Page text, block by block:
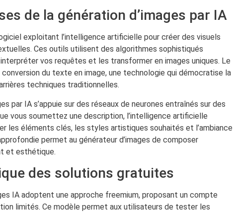
de la génération d’images par IA
exploitant l’intelligence artificielle pour créer des visuels
Ces outils utilisent des algorithmes sophistiqués
vos requêtes et les transformer en images uniques. Le
du texte en image, une technologie qui démocratise la
techniques traditionnelles.
par IA s’appuie sur des réseaux de neurones entraînés sur des
vous soumettez une description, l’intelligence artificielle
les éléments clés, les styles artistiques souhaités et l’ambiance
permet au générateur d’images de composer
et esthétique.
des solutions gratuites
IA adoptent une approche freemium, proposant un compte
limités. Ce modèle permet aux utilisateurs de tester les